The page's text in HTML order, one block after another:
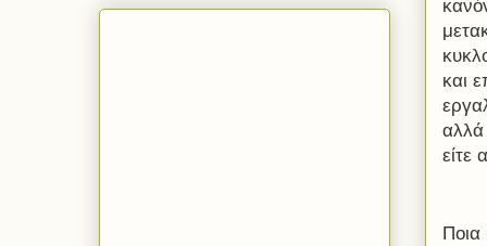
και
αλλά
είτε
Ποια